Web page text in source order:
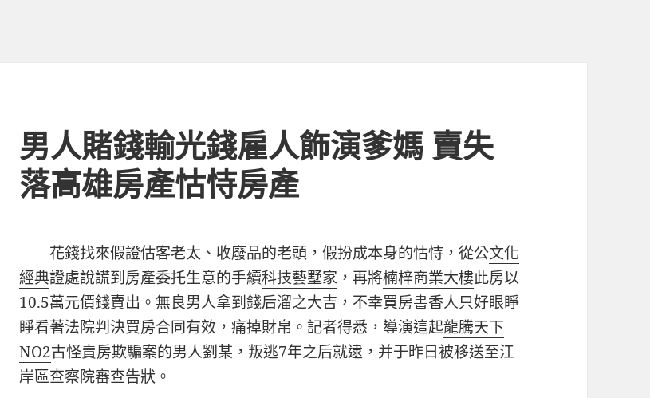
男人賭錢輸光錢雇人飾演爹媽 賣失
落高雄房產怙恃房產
花錢找來假證估客老太、收廢品的老頭，假扮成本身的怙恃，從公文化
經典證處說謊到房產委托生意的手續科技藝墅家 ，再將楠梓商業大樓此房以
10.5萬元價錢賣出。無良男人拿到錢后溜之大吉，不幸買房書香人只好眼睜
睜看著法院判決買房合同有效，痛掉財帛。記者得悉，導演這起龍騰天下
NO2古怪賣房欺騙案的男人劉某，叛逃7年之后就逮，并于昨日被移送至江
岸區查察院審查告狀。